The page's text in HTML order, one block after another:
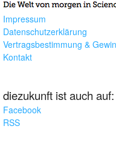
Impressum
Datenschutzerklärung
Vertragsbestimmung &
Kontakt
diezukunft ist auch auf:
Facebook
RSS